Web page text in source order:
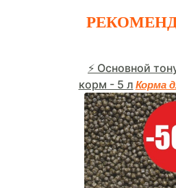
⚡ Основной
корм - 5 л Корма